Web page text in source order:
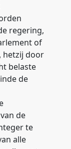
regering,
of
hetzij door
belaste
de
de
te
alle